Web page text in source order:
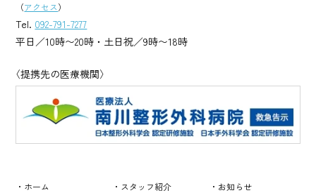
（アクセス）
Tel. 092-791-7277
平日／10時〜20時・土日祝／9時〜18時
〈提携先の医療機関〉
ホーム
スタッフ紹介
お知らせ